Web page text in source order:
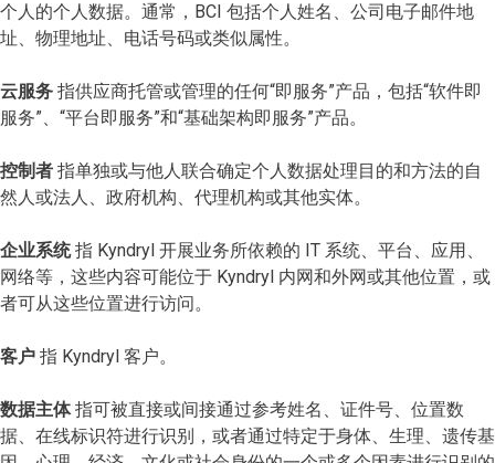
个人的个人数据。通常，BCI 包括个人姓名、公司电子邮件地
址、物理地址、电话号码或类似属性。
云服务 指供应商托管或管理的任何“即服务”产品，包括“软件即
服务”、“平台即服务”和“基础架构即服务”产品。
控制者 指单独或与他人联合确定个人数据处理目的和方法的自
然人或法人、政府机构、代理机构或其他实体。
企业系统指 Kyndryl 开展业务所依赖的 IT 系统、平台、应用、
网络等，这些内容可能位于 Kyndryl 内网和外网或其他位置，或
者可从这些位置进行访问。
客户 指 Kyndryl 客户。
数据主体指可被直接或间接通过参考姓名、证件号、位置数
据、在线标识符进行识别，或者通过特定于身体、生理、遗传基